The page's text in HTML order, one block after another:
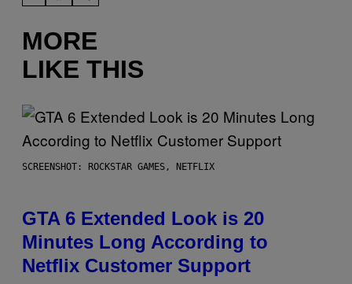
MORE
LIKE THIS
SCREENSHOT: ROCKSTAR GAMES, NETFLIX
GTA 6 Extended Look is 20
Minutes Long According to
Netflix Customer Support